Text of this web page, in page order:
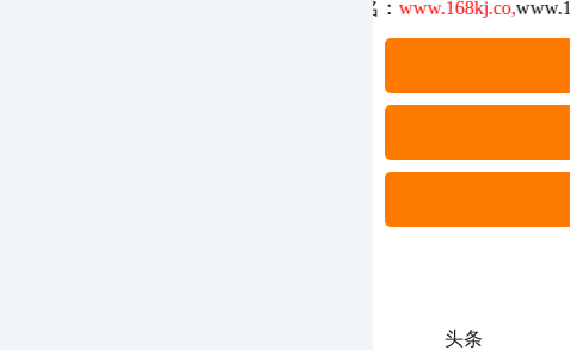
头条